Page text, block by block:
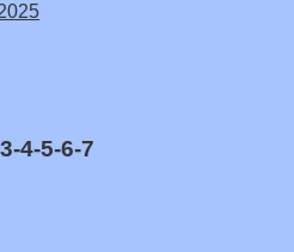
-4-5-6-7